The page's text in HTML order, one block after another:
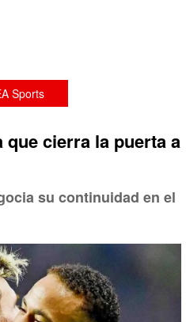
Sports
que cierra la puerta a
su continuidad en el